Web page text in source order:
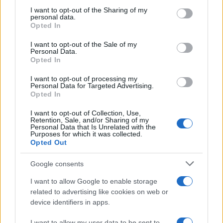
not limited to your visit or usage behaviour. You may click to
grant or deny consent to Google and its third-party tags to
use your data for below specified purposes in below Google
consent section.
I want to opt-out of the Sharing of my
personal data.
Opted In
I want to opt-out of the Sale of my
Personal Data.
Opted In
I want to opt-out of processing my
Personal Data for Targeted Advertising.
Opted In
I want to opt-out of Collection, Use,
Retention, Sale, and/or Sharing of my
Personal Data that Is Unrelated with the
Purposes for which it was collected.
Opted Out
Google consents
I want to allow Google to enable storage
related to advertising like cookies on web or
device identifiers in apps.
06:01 08.07.24
Οικογένεια Ουκρανών που επέστρεφε από την
εξοχή ξεκληρίστηκε όταν έπεσε σε νάρκη